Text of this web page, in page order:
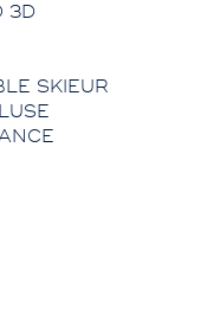
3D
SKIEUR